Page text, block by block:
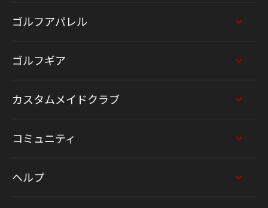
ゴルフアパレル
ゴルフギア
カスタムメイドクラブ
コミュニティ
ヘルプ